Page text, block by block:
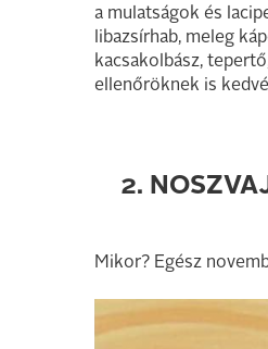
a mulatságok és
libazsírhab, meleg
kacsakolbász,
ellenőröknek is
2.
Mikor? Egész